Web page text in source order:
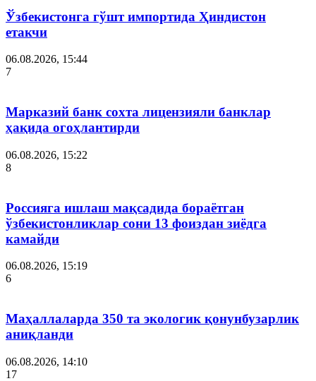
Ўзбекистонга гўшт импортида Ҳиндистон
етакчи
06.08.2026, 15:44
7
Марказий банк сохта лицензияли банклар
ҳақида огоҳлантирди
06.08.2026, 15:22
8
Россияга ишлаш мақсадида бораётган
ўзбекистонликлар сони 13 фоиздан зиёдга
камайди
06.08.2026, 15:19
6
Маҳаллаларда 350 та экологик қонунбузарлик
аниқланди
06.08.2026, 14:10
17